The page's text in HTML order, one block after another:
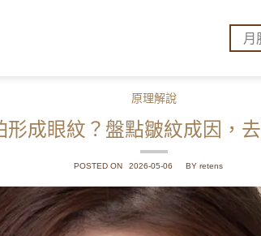
月
原理解說
形成眼紋？盤點皺紋成因，
POSTED ON 2026-05-06 BY retens